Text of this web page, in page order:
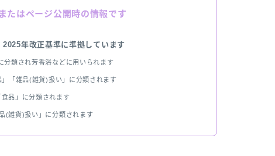
たはページ公開時の情報です
年改正基準に準拠しています
分類され芳香浴などに用いられます
「雑品(雑貨)扱い」に分類されます
食品」に分類されます
(雑貨)扱い」に分類されます